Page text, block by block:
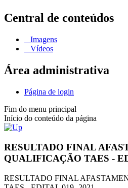
Central de conteúdos
Imagens
Vídeos
Área administrativa
Página de login
Fim do menu principal
Início do conteúdo da página
RESULTADO FINAL
QUALIFICAÇÃO TAES -
RESULTADO FINAL